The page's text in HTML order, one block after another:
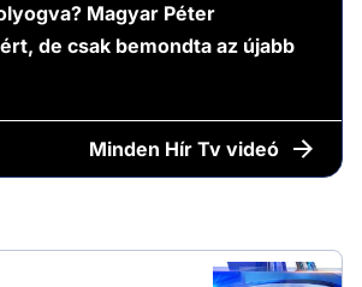
Magyar Péter
de csak bemondta az újabb
Minden Hír Tv videó